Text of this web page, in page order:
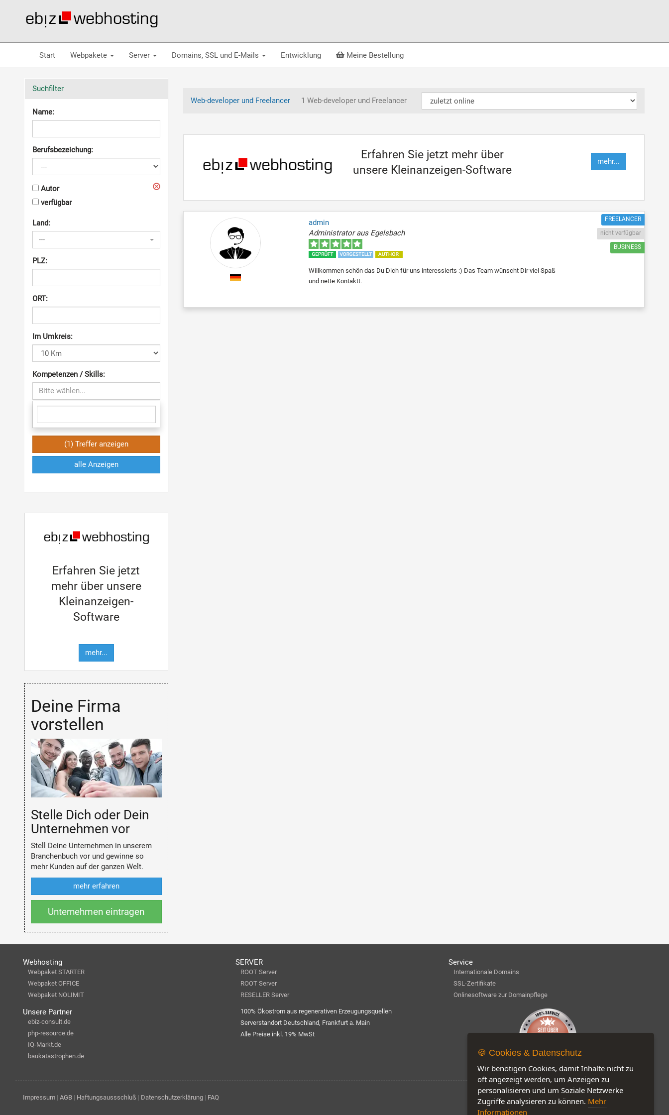
Start Webpakete Server Domains, SSL und E-Mails Entwicklung Meine Bestellung
Web-developer und Freelancer 1 Web-developer und Freelancer
Erfahren Sie jetzt mehr über
unsere Kleinanzeigen-Software
mehr...
FREELANCER
nicht verfügbar
BUSINESS
admin
Administrator aus Egelsbach
Willkommen schön das Du Dich für uns interessierts :) Das Team wünscht Dir viel Spaß
und nette Kontaktt.
Suchfilter
Name:
Berufsbezeichung:
Autor
verfügbar
Land:
---
PLZ:
ORT:
Im Umkreis:
Kompetenzen / Skills:
Bitte wählen...
alle Anzeigen
Erfahren Sie jetzt
mehr über unsere
Kleinanzeigen-
Software
mehr...
Deine Firma
vorstellen
Stelle Dich oder Dein
Unternehmen vor
Stell Deine Unternehmen in unserem
Branchenbuch vor und gewinne so
mehr Kunden auf der ganzen Welt.
mehr erfahren
Unternehmen eintragen
Webhosting
Webpaket STARTER
Webpaket OFFICE
Webpaket NOLIMIT
SERVER
ROOT Server
ROOT Server
RESELLER Server
Service
Internationale Domains
SSL-Zertifikate
Onlinesoftware zur Domainpflege
Unsere Partner
ebiz-consult.de
php-resource.de
IQ-Markt.de
baukatastrophen.de
100% Ökostrom aus regenerativen Erzeugungsquellen
Serverstandort Deutschland, Frankfurt a. Main
Alle Preise inkl. 19% MwSt
Impressum| AGB| Haftungsaussschluß | Datenschutzerklärung| FAQ
🍪 Cookies & Datenschutz
Wir benötigen Cookies, damit Inhalte nicht zu
oft angezeigt werden, um Anzeigen zu
personalisieren und um Soziale Netzwerke
Zugriffe analysieren zu können. Mehr
Informationen